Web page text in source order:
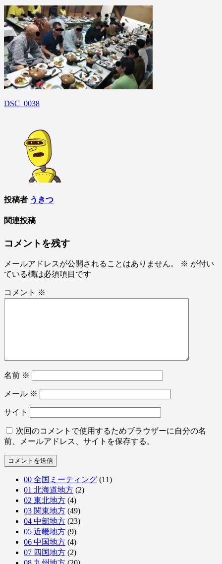
投
シ
ョ
DSC_0038
投稿者 うきつ
関連投稿
コメントを残す
メールアドレスが公開されることはありません。 ※ が付い
ている欄は必須項目です
コメント ※
名前 ※
メール ※
サイト
次回のコメントで使用するためブラウザーに自分の名
前、メールアドレス、サイトを保存する。
00 全国ミーティング (11)
01 北海道地方 (2)
02 東北地方 (4)
03 関東地方 (49)
04 中部地方 (23)
05 近畿地方 (9)
06 中国地方 (4)
07 四国地方 (2)